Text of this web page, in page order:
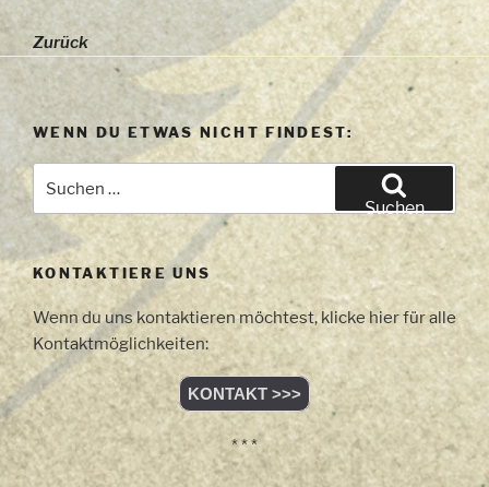
Zurück
WENN DU ETWAS NICHT FINDEST:
nach:
Suchen
KONTAKTIERE UNS
Wenn du uns kontaktieren möchtest, klicke hier für alle
Kontaktmöglichkeiten:
KONTAKT >>>
* * *